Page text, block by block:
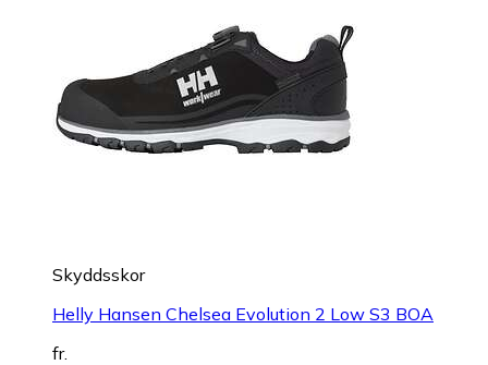
Skyddsskor
Helly Hansen Chelsea Evolution 2 Low S3 BOA
fr.